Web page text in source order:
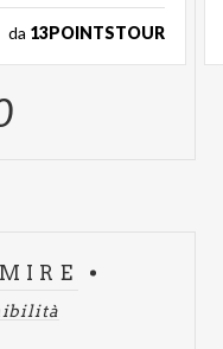
da 13POINTSTOUR